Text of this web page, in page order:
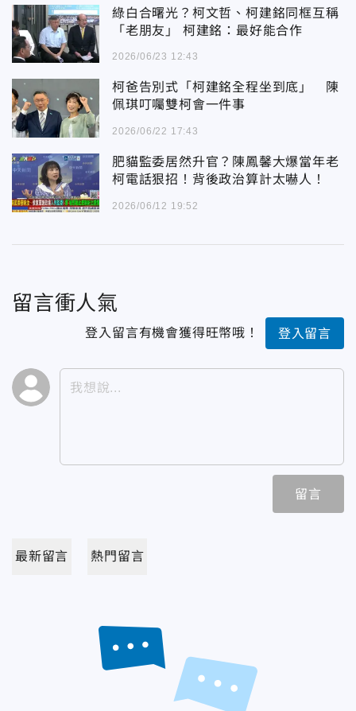
綠白合曙光？柯文哲、柯建銘同框互稱
「老朋友」 柯建銘：最好能合作
2026/06/23 12:43
柯爸告別式「柯建銘全程坐到底」 陳
佩琪叮囑雙柯會一件事
2026/06/22 17:43
肥貓監委居然升官？陳鳳馨大爆當年老
柯電話狠招！背後政治算計太嚇人！
2026/06/12 19:52
留言衝人氣
登入留言有機會獲得旺幣哦！ 登入留言
留言
最新留言 熱門留言